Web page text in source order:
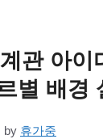
관 아이
별 배경
by 휴가중